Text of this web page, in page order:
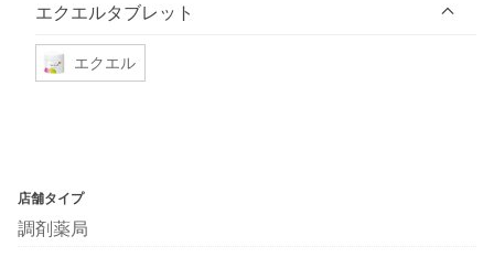
エクエルタブレット
エクエル
店舗タイプ
調剤薬局